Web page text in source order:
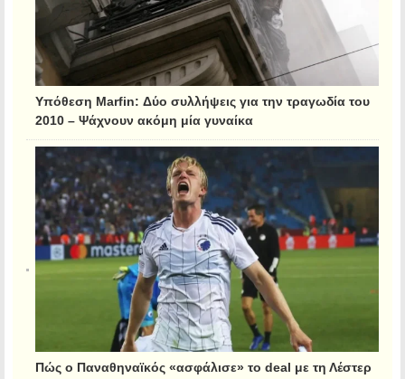
Υπόθεση Marfin: Δύο συλλήψεις για την τραγωδία του
2010 – Ψάχνουν ακόμη μία γυναίκα
Πώς ο Παναθηναϊκός «ασφάλισε» το deal με τη Λέστερ